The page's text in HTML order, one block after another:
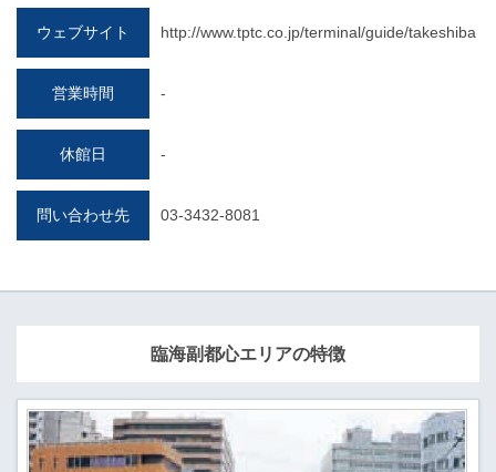
ウェブサイト http://www.tptc.co.jp/terminal/guide/takeshiba
営業時間 -
休館日 -
問い合わせ先 03-3432-8081
臨海副都心エリアの特徴